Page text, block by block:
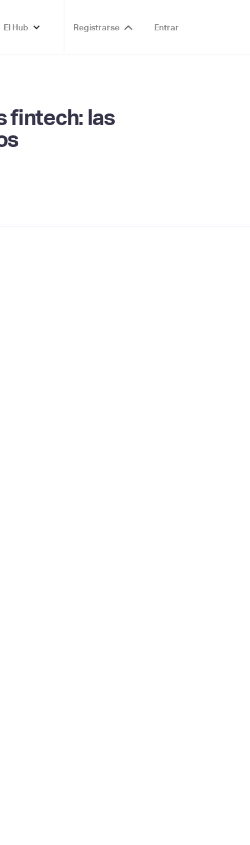
El Hub Registrarse Entrar
fintech: las